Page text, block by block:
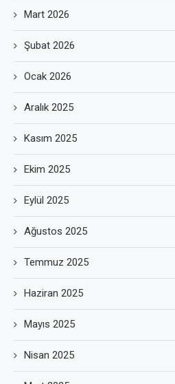
Mart 2026
Şubat 2026
Ocak 2026
Aralık 2025
Kasım 2025
Ekim 2025
Eylül 2025
Ağustos 2025
Temmuz 2025
Haziran 2025
Mayıs 2025
Nisan 2025